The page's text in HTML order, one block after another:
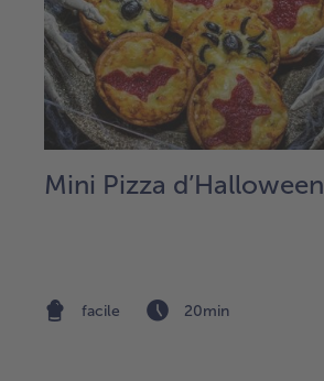
Mini Pizza d’Halloween
facile 20min